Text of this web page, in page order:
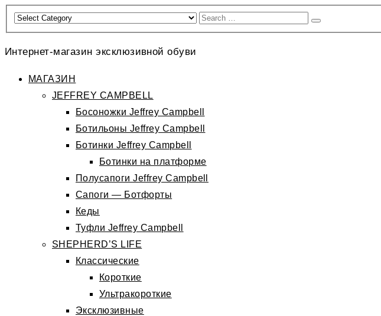
Интернет-магазин эксклюзивной обуви
МАГАЗИН
JEFFREY CAMPBELL
Босоножки Jeffrey Campbell
Ботильоны Jeffrey Campbell
Ботинки Jeffrey Campbell
Ботинки на платформе
Полусапоги Jeffrey Campbell
Сапоги — Ботфорты
Кеды
Туфли Jeffrey Campbell
SHEPHERD’S LIFE
Классические
Короткие
Ультракороткие
Эксклюзивные